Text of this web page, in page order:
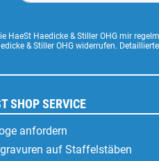
Haedicke & Stiller OHG mir
& Stiller OHG widerrufen.
SHOP SERVICE
anfordern
auf Staffelstäben